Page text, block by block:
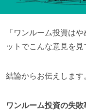
「ワンルーム投資は
ットでこんな意見を
結論からお伝えします
ワンルーム投資の失